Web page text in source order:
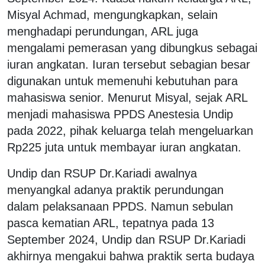
Misyal Achmad, mengungkapkan, selain
menghadapi perundungan, ARL juga
mengalami pemerasan yang dibungkus sebagai
iuran angkatan. Iuran tersebut sebagian besar
digunakan untuk memenuhi kebutuhan para
mahasiswa senior. Menurut Misyal, sejak ARL
menjadi mahasiswa PPDS Anestesia Undip
pada 2022, pihak keluarga telah mengeluarkan
Rp225 juta untuk membayar iuran angkatan.
Undip dan RSUP Dr.Kariadi awalnya
menyangkal adanya praktik perundungan
dalam pelaksanaan PPDS. Namun sebulan
pasca kematian ARL, tepatnya pada 13
September 2024, Undip dan RSUP Dr.Kariadi
akhirnya mengakui bahwa praktik serta budaya